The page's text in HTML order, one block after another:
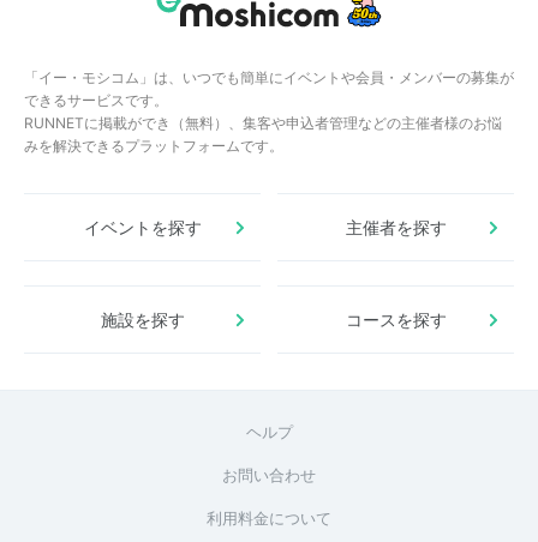
「イー・モシコム」は、いつでも簡単にイベントや会員・メンバーの募集が
できるサービスです。
RUNNETに掲載ができ（無料）、集客や申込者管理などの主催者様のお悩
みを解決できるプラットフォームです。
イベントを探す 主催者を探す
施設を探す コースを探す
ヘルプ
お問い合わせ
利用料金について